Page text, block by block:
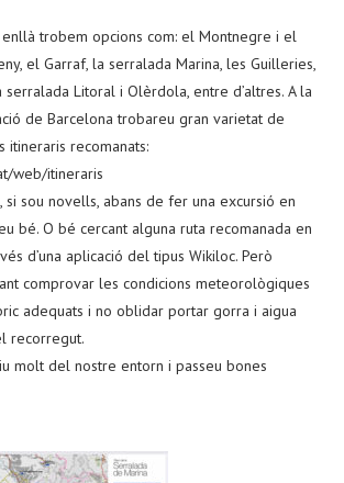
enllà trobem opcions com: el Montnegre i el
el Garraf, la serralada Marina, les Guilleries,
serralada Litoral i Olèrdola, entre d’altres. A la
de Barcelona trobareu gran varietat de
itineraris recomanats:
web/itineraris
si sou novells, abans de fer una excursió en
bé. O bé cercant alguna ruta recomanada en
d’una aplicació del tipus Wikiloc. Però
comprovar les condicions meteorològiques
adequats i no oblidar portar gorra i aigua
recorregut.
molt del nostre entorn i passeu bones